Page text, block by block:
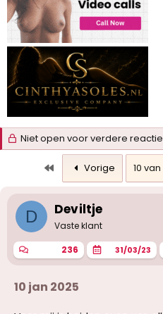
Niet open voor verdere
Eerste Vorige 10 van
D Deviltje
Vaste klant
236 31/03/23
10 jan 2025